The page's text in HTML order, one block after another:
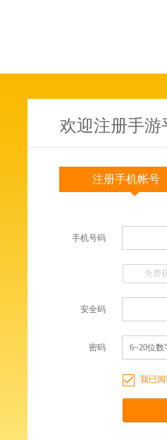
欢迎注册手游
注册手机帐号
手机号码
免费
安全码
密码 6~20位
我已